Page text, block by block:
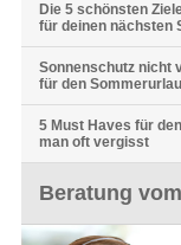
Die 5 schönsten
für deinen nächsten
Sonnenschutz nicht
für den
5 Must Haves für
man oft vergisst
Beratung